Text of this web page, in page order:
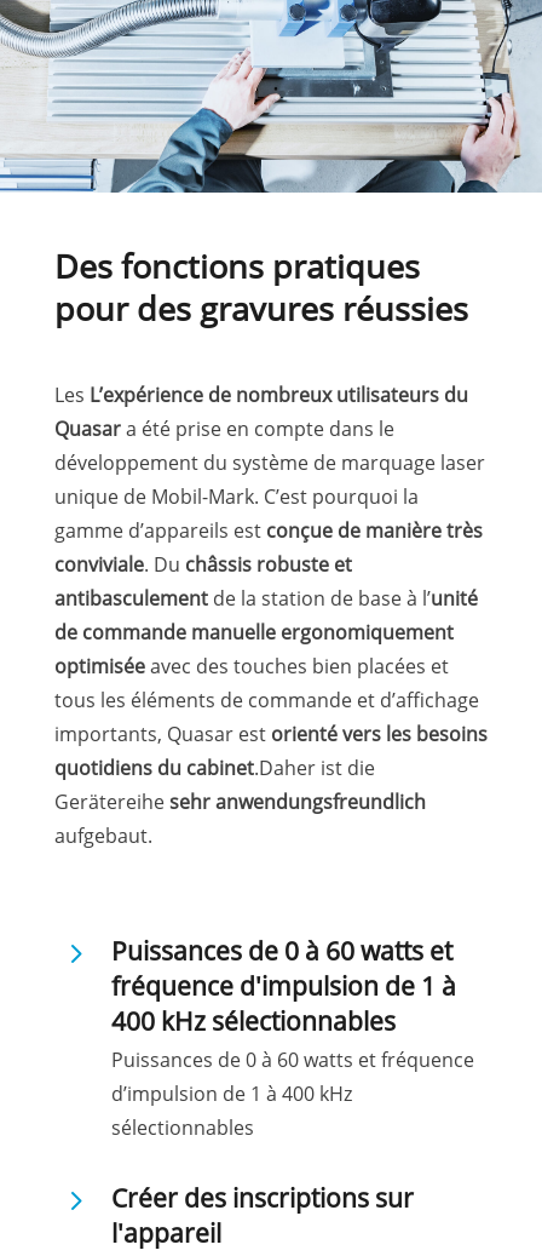
Des fonctions pratiques
pour des gravures réussies
Les L’expérience de nombreux utilisateurs du
Quasara été prise en compte dans le
développement du système de marquage laser
unique de Mobil-Mark. C’est pourquoi la
gamme d’appareils est conçue de manière très
conviviale. Du châssis robuste et
antibasculementde la station de base à l’unité
de commande manuelle ergonomiquement
optimiséeavec des touches bien placées et
tous les éléments de commande et d’affichage
importants, Quasar est orienté vers les besoins
quotidiens du cabinet.Daher ist die
Gerätereihesehr anwendungsfreundlich
aufgebaut.
5
Puissances de 0 à 60 watts et
fréquence d'impulsion de 1 à
400 kHz sélectionnables
Puissances de 0 à 60 watts et fréquence
d’impulsion de 1 à 400 kHz
sélectionnables
5
Créer des inscriptions sur
l'appareil